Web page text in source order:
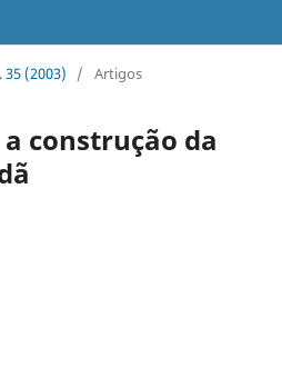
35 (2003) / Artigos
construção da